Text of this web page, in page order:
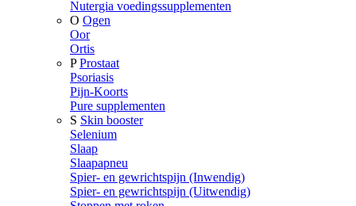
Nutergia voedingssupplementen
O Ogen
Oor
Ortis
P Prostaat
Psoriasis
Pijn-Koorts
Pure supplementen
S Skin booster
Selenium
Slaap
Slaapapneu
Spier- en gewrichtspijn (Inwendig)
Spier- en gewrichtspijn (Uitwendig)